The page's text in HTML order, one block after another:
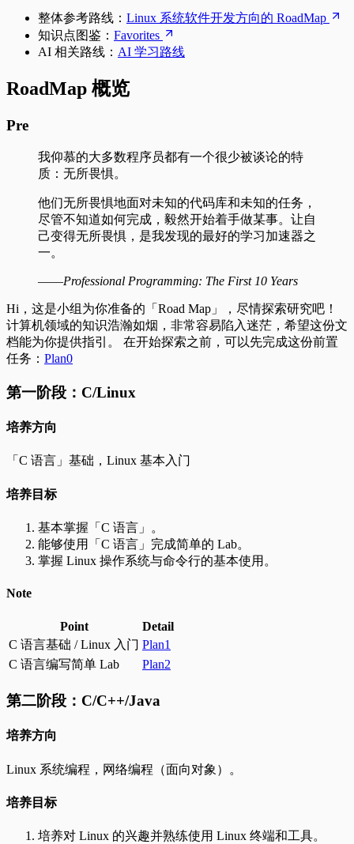
整体参考路线： Linux 系统软件开发方向的 RoadMap
知识点图鉴： Favorites
AI 相关路线： AI 学习路线
RoadMap 概览
Pre
我仰慕的大多数程序员都有一个很少被谈论的特
质：无所畏惧。
他们无所畏惧地面对未知的代码库和未知的任务，
尽管不知道如何完成，毅然开始着手做某事。让自
己变得无所畏惧，是我发现的最好的学习加速器之
一。
——Professional Programming: The First 10 Years
Hi，这是小组为你准备的「Road Map」，尽情探索研究吧！
计算机领域的知识浩瀚如烟，非常容易陷入迷茫，希望这份文
档能为你提供指引。 在开始探索之前，可以先完成这份前置
任务： Plan0
第一阶段：C/Linux
培养方向
「C 语言」基础，Linux 基本入门
培养目标
基本掌握「C 语言」。
能够使用「C 语言」完成简单的 Lab。
掌握 Linux 操作系统与命令行的基本使用。
Note
Point
Detail
C 语言基础 / Linux 入门 Plan1
C 语言编写简单 Lab
Plan2
第二阶段：C/C++/Java
培养方向
Linux 系统编程，网络编程（面向对象）。
培养目标
培养对 Linux 的兴趣并熟练使用 Linux 终端和工具。